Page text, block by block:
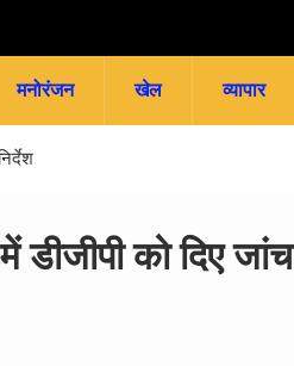
मनोरंजन खेल व्यापार
डीजीपी को दिए जांच